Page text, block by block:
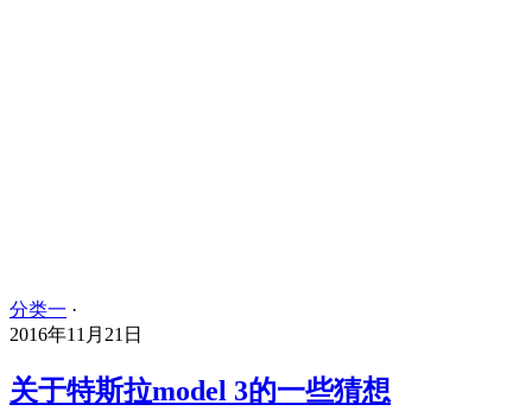
分类一 ·
2016年11月21日
关于特斯拉model 3的一些猜想